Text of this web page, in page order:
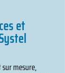
et
mesure,